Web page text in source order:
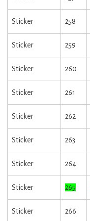
Sticker 258
Sticker 259
Sticker 260
Sticker 261
Sticker 262
Sticker 263
Sticker 264
Sticker 265
Sticker 266